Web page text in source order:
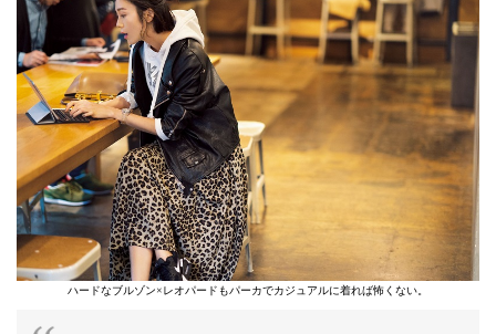
ハードなブルゾン×レオパードもパーカでカジュアルに着れば怖くない。